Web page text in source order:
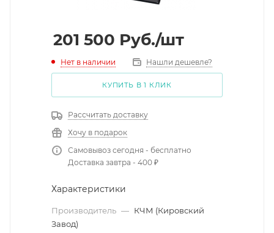
201 500 Руб./шт
Нет в наличии Нашли дешевле?
КУПИТЬ В 1 КЛИК
Рассчитать доставку
Хочу в подарок
Самовывоз сегодня - бесплатно
Доставка завтра - 400 ₽
Характеристики
Производитель — КЧМ (Кировский
Завод)